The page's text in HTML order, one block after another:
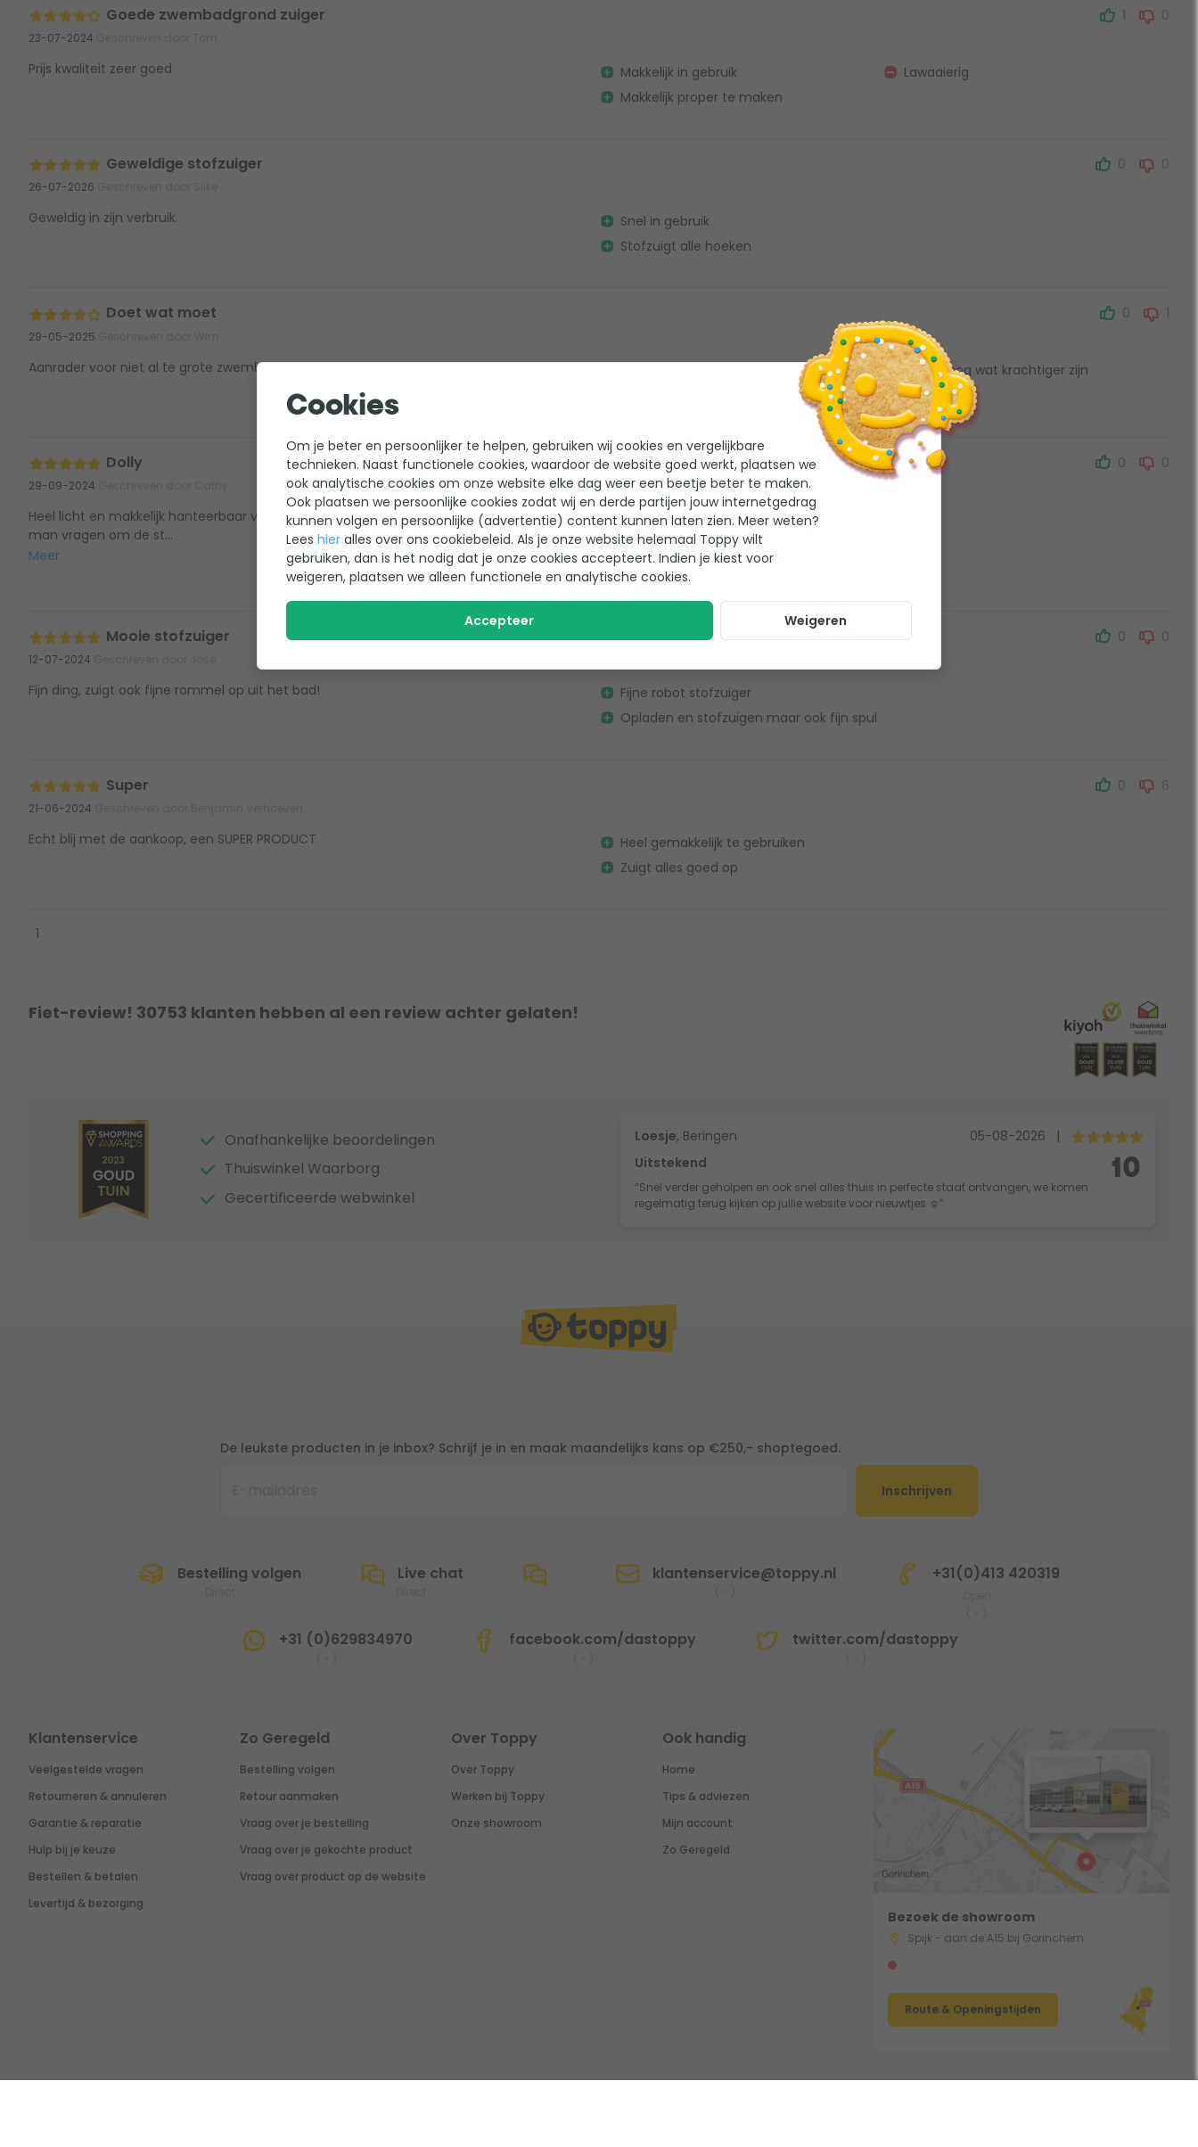
Goede zwembadgrond zuiger
23-07-2024
1 0
Prijs kwaliteit zeer goed
Makkelijk in gebruik
Makkelijk proper te maken
Lawaaierig
Geweldige stofzuiger
26-07-2026
0 0
Geweldig in zijn verbruik.
Snel in gebruik
Stofzuigt alle hoeken
Doet wat moet
29-05-2025
0 1
Aanrader voor niet al te grote zwembaden Mocht nog wat krachtiger zijn
Dolly
29-09-2024
0 0
Heel licht en makkelijk hanteerbaar voor een vrouw, vroeger moest ik altijd mijn
man vragen om de st...
Meer
Makkelijk
Licht
Werkt snel
Mooie stofzuiger
12-07-2024
0 0
Fijn ding, zuigt ook fijne rommel op uit het bad!
Fijne robot stofzuiger
Opladen en stofzuigen maar ook fijn spul
Super
21-06-2024
0 6
Echt blij met de aankoop, een SUPER PRODUCT
Heel gemakkelijk te gebruiken
Zuigt alles goed op
1
Fiet-review! 30753 klanten hebben al een review achter gelaten!
Onafhankelijke beoordelingen
Thuiswinkel Waarborg
Gecertificeerde webwinkel
Loesje, Beringen 05-08-2026
|
Uitstekend
“Snel verder geholpen en ook snel alles thuis in perfecte staat ontvangen, we komen
regelmatig terug kijken op jullie website voor nieuwtjes ☺️”
10
De leukste producten in je inbox? Schrijf je in en maak maandelijks kans op €250,- shoptegoed.
Inschrijven
Bestelling volgen Live chat klantenservice@toppy.nl +31(0)413 420319
+31 (0)629834970 facebook.com/dastoppy twitter.com/dastoppy
Klantenservice
Veelgestelde vragen
Retourneren & annuleren
Garantie & reparatie
Hulp bij je keuze
Bestellen & betalen
Levertijd & bezorging
Zo Geregeld
Bestelling volgen
Retour aanmaken
Vraag over je bestelling
Vraag over je gekochte product
Vraag over product op de website
Over Toppy
Over Toppy
Werken bij Toppy
Onze showroom
Ook handig
Home
Tips & adviezen
Mijn account
Zo Geregeld
Bezoek de showroom
Spijk - aan de A15 bij Gorinchem
Route & Openingstijden
Cookies
Om je beter en persoonlijker te helpen, gebruiken wij cookies en vergelijkbare
technieken. Naast functionele cookies, waardoor de website goed werkt, plaatsen we
ook analytische cookies om onze website elke dag weer een beetje beter te maken.
Ook plaatsen we persoonlijke cookies zodat wij en derde partijen jouw internetgedrag
kunnen volgen en persoonlijke (advertentie) content kunnen laten zien. Meer weten?
Lees hier alles over ons cookiebeleid. Als je onze website helemaal Toppy wilt
gebruiken, dan is het nodig dat je onze cookies accepteert. Indien je kiest voor
weigeren, plaatsen we alleen functionele en analytische cookies.
Accepteer Weigeren